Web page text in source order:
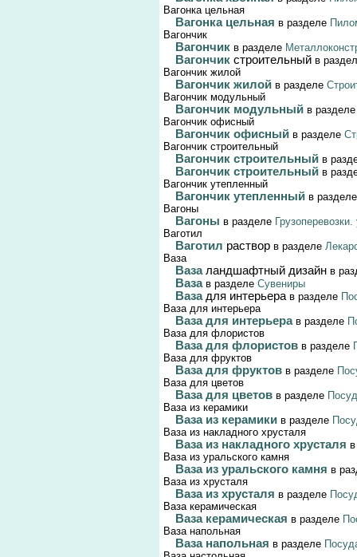
Вагонка цельная
Вагонка цельная в разделе
Вагончик
Вагончик в разделе
Вагончик строительный в
Вагончик жилой
Вагончик жилой в разделе
Вагончик модульный
Вагончик модульный в
Вагончик офисный
Вагончик офисный в разделе
Вагончик строительный
Вагончик строительный в
Вагончик строительный в
Вагончик утепленный
Вагончик утепленный в
Вагоны
Вагоны в разделе
Ваготил
Ваготил раствор в разделе
Ваза
Ваза ландшафтный дизайн в
Ваза в разделе Сувениры
Ваза для интерьерав разделе
Ваза для интерьера
Ваза для интерьера в разделе
Ваза для флористов
Ваза для флористов в разделе
Ваза для фруктов
Ваза для фруктов в разделе
Ваза для цветов
Ваза для цветов в разделе
Ваза из керамики
Ваза из керамики в разделе
Ваза из накладного хрусталя
Ваза из накладного хрусталя
Ваза из уральского камня
Ваза из уральского камня в
Ваза из хрусталя
Ваза из хрусталя в разделе
Ваза керамическая
Ваза керамическая в разделе
Ваза напольная
Ваза напольная в разделе